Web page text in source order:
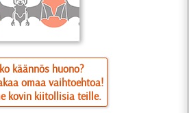
käännös huono?
omaa vaihtoehtoa!
kovin kiitollisia teille.